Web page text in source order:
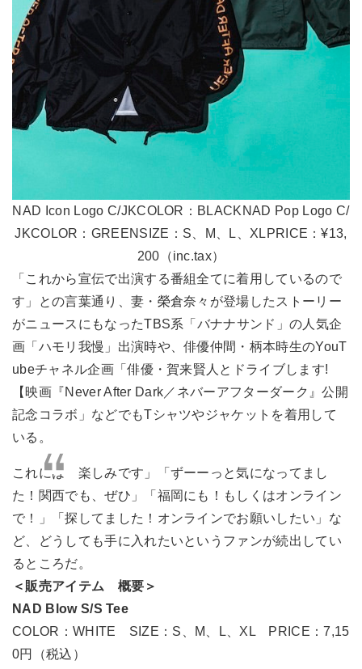
NAD Icon Logo C/JKCOLOR：BLACKNAD Pop Logo C/
JKCOLOR：GREENSIZE：S、M、L、XLPRICE：¥13,
200（inc.tax）
「これから宣伝で出演する番組全てに着用しているので
す」との言葉通り、妻・榮倉奈々が登場したストーリー
がニュースにもなったTBS系「バナナサンド」の人気企
画「ハモリ我慢」出演時や、俳優仲間・柄本時生のYouT
ubeチャネル企画「俳優・賀来賢人とドライブします!
【映画『Never After Dark／ネバーアフターダーク』公開
記念コラボ」などでもTシャツやジャケットを着用して
いる。
これには「楽しみです」「ずーーっと気になってまし
た！関西でも、ぜひ」「福岡にも！もしくはオンライン
で！」「探してました！オンラインでお願いしたい」な
ど、どうしても手に入れたいというファンが続出してい
るところだ。
＜販売アイテム 概要＞
NAD Blow S/S Tee
COLOR：WHITE SIZE：S、M、L、XL PRICE：7,15
0円（税込）